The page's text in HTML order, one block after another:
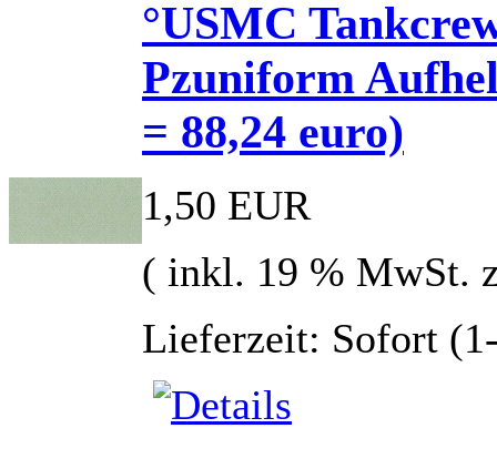
°USMC
Pzuniform
= 88,24 euro)
1,50 EUR
( inkl. 19 % MwSt.
Lieferzeit: Sofort